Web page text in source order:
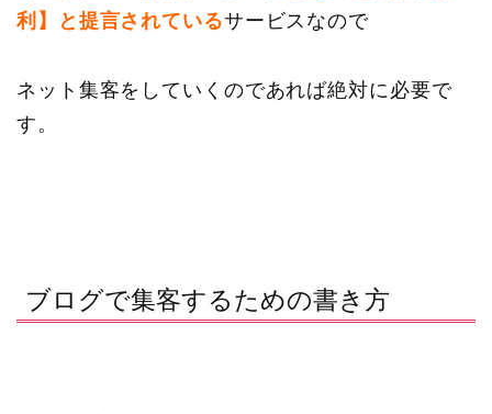
利】と提言されているサービスなので
ネット集客をしていくのであれば絶対に必要で
す。
ブログで集客するための書き方